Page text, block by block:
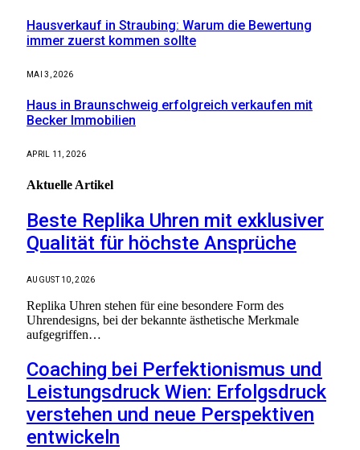
Hausverkauf in Straubing: Warum die Bewertung
immer zuerst kommen sollte
MAI 3, 2026
Haus in Braunschweig erfolgreich verkaufen mit
Becker Immobilien
APRIL 11, 2026
Aktuelle Artikel
Beste Replika Uhren mit exklusiver
Qualität für höchste Ansprüche
AUGUST 10, 2026
Replika Uhren stehen für eine besondere Form des
Uhrendesigns, bei der bekannte ästhetische Merkmale
aufgegriffen…
Coaching bei Perfektionismus und
Leistungsdruck Wien: Erfolgsdruck
verstehen und neue Perspektiven
entwickeln